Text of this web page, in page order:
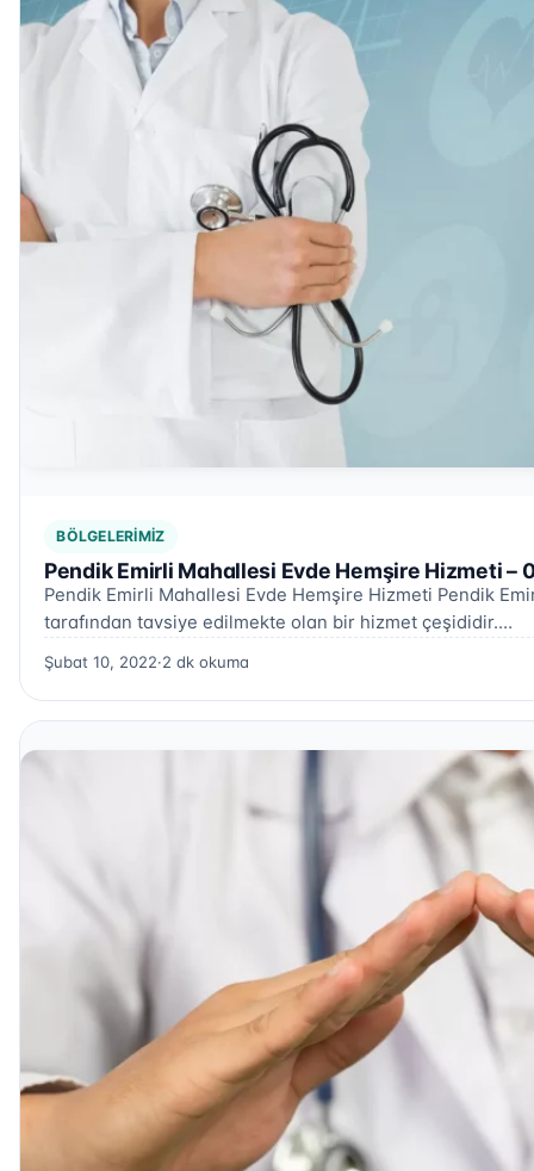
BÖLGELERIMIZ
Pendik Emirli Mahallesi Evde Hemşire Hizmeti –
Pendik Emirli Mahallesi Evde Hemşire Hizmeti Pendik
tarafından tavsiye edilmekte olan bir hizmet çeşididir.…
Şubat 10, 2022·2 dk okuma